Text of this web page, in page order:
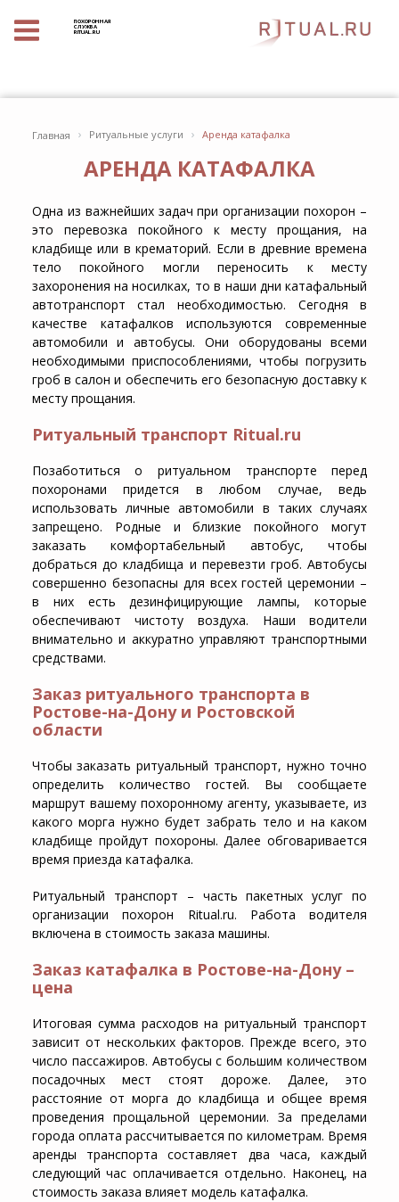
ПОХОРОННАЯ
СЛУЖБА
RITUAL.RU
Главная › Ритуальные услуги › Аренда катафалка
АРЕНДА КАТАФАЛКА
Одна из важнейших задач при организации похорон –
это перевозка покойного к месту прощания, на
кладбище или в крематорий. Если в древние времена
тело покойного могли переносить к месту
захоронения на носилках, то в наши дни катафальный
автотранспорт стал необходимостью. Сегодня в
качестве катафалков используются современные
автомобили и автобусы. Они оборудованы всеми
необходимыми приспособлениями, чтобы погрузить
гроб в салон и обеспечить его безопасную доставку к
месту прощания.
Ритуальный транспорт Ritual.ru
Позаботиться о ритуальном транспорте перед
похоронами придется в любом случае, ведь
использовать личные автомобили в таких случаях
запрещено. Родные и близкие покойного могут
заказать комфортабельный автобус, чтобы
добраться до кладбища и перевезти гроб. Автобусы
совершенно безопасны для всех гостей церемонии –
в них есть дезинфицирующие лампы, которые
обеспечивают чистоту воздуха. Наши водители
внимательно и аккуратно управляют транспортными
средствами.
Заказ ритуального транспорта в
Ростове-на-Дону и Ростовской
области
Чтобы заказать ритуальный транспорт, нужно точно
определить количество гостей. Вы сообщаете
маршрут вашему похоронному агенту, указываете, из
какого морга нужно будет забрать тело и на каком
кладбище пройдут похороны. Далее обговаривается
время приезда катафалка.
Ритуальный транспорт – часть пакетных услуг по
организации похорон Ritual.ru. Работа водителя
включена в стоимость заказа машины.
Заказ катафалка в Ростове-на-Дону –
цена
Итоговая сумма расходов на ритуальный транспорт
зависит от нескольких факторов. Прежде всего, это
число пассажиров. Автобусы с большим количеством
посадочных мест стоят дороже. Далее, это
расстояние от морга до кладбища и общее время
проведения прощальной церемонии. За пределами
города оплата рассчитывается по километрам. Время
аренды транспорта составляет два часа, каждый
следующий час оплачивается отдельно. Наконец, на
стоимость заказа влияет модель катафалка.